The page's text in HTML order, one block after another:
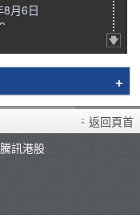
月6日
返回頁首
騰訊港股